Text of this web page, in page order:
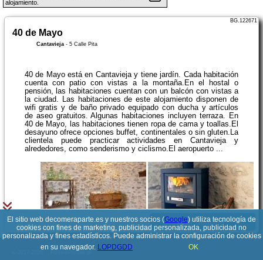
alojamiento.
40 de Mayo
Cantavieja- 5 Calle Pita
40 de Mayo está en Cantavieja y tiene jardín. Cada habitación
cuenta con patio con vistas a la montaña.En el hostal o
pensión, las habitaciones cuentan con un balcón con vistas a
la ciudad. Las habitaciones de este alojamiento disponen de
wifi gratis y de baño privado equipado con ducha y artículos
de aseo gratuitos. Algunas habitaciones incluyen terraza. En
40 de Mayo, las habitaciones tienen ropa de cama y toallas.El
desayuno ofrece opciones buffet, continentales o sin gluten.La
clientela puede practicar actividades en Cantavieja y
alrededores, como senderismo y ciclismo.El aeropuerto ...
Ver detalles
BG.122671
El sitio web decomeraparte.es y nuestros socios (Google) utiliza tecnología de
cookies con fines de marketing, publicidad personalizada, publicidad no
personalizada y fines estadísticos. Puede administrar la configuración de cookies
en su navegador. LOPDGDD OK
PolskiePortale.pl